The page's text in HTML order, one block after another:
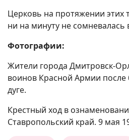
Церковь на протяжении этих
ни на минуту не сомневалась
Фотографии:
Жители города Дмитровск-
воинов Красной Армии после
дуге.
Крестный ход в
Ставропольский край. 9 мая